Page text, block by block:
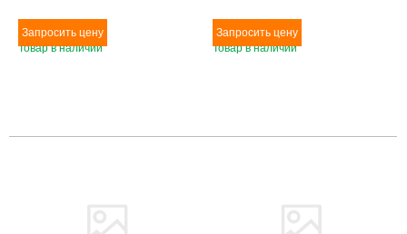
Товар в наличии Товар в наличии